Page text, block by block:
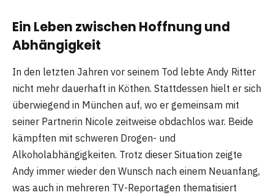
Ein Leben zwischen Hoffnung und
Abhängigkeit
In den letzten Jahren vor seinem Tod lebte Andy Ritter
nicht mehr dauerhaft in Köthen. Stattdessen hielt er sich
überwiegend in München auf, wo er gemeinsam mit
seiner Partnerin Nicole zeitweise obdachlos war. Beide
kämpften mit schweren Drogen- und
Alkoholabhängigkeiten. Trotz dieser Situation zeigte
Andy immer wieder den Wunsch nach einem Neuanfang,
was auch in mehreren TV-Reportagen thematisiert